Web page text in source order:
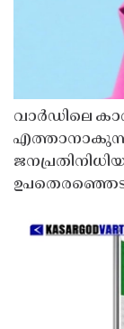
വാർഡിലെ